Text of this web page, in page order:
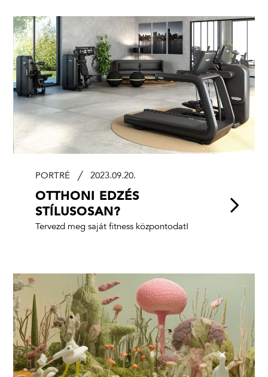
PORTRÉ 2023.09.20.
OTTHONI EDZÉS
STÍLUSOSAN?
Tervezd meg saját fitness központodat!